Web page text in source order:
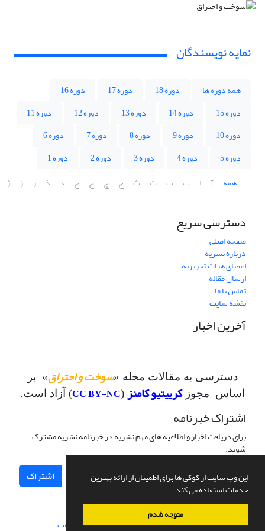
این وب سایت از کوکی ها برای اطمینان از ارائه بهترین
خدمات استفاده می کند.
متوجه شدم
نمایه نویسندگان
همه دوره ها دوره 18 دوره 17
دوره 16
دوره 15
دوره 14 دوره 13 دوره 12
دوره 11
دوره 10
دوره 9 دوره 8 دوره 7
دوره 6
دوره 5
دوره 4 دوره 3 دوره 2
دوره 1
همه
آ ا ب پ ت ث ج چ ح خ د ذ ر ز ژ
دسترسی سریع
صفحه اصلی
درباره نشریه
اعضای هیات تحریریه
ارسال مقاله
تماس با ما
نقشه سایت
آخرین اخبار
دسترسی به مقالات مجله «سوخت و احتراق» بر
اساس مجوزکرییتیو کامنز (
CC BY-NC) آزاد است.
اشتراک خبرنامه
برای دریافت اخبار و اطلاعیه های مهم نشریه در خبرنامه نشریه مشترک
شوید.
اشتراک
سامانه مدیریت نشریات علمی.طراحی و پیاده سازی از سیناوب